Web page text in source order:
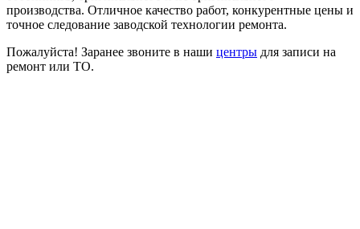
производства. Отличное качество работ, конкурентные цены и
точное следование заводской технологии ремонта.
Пожалуйста! Заранее звоните в наши центры для записи на
ремонт или ТО.